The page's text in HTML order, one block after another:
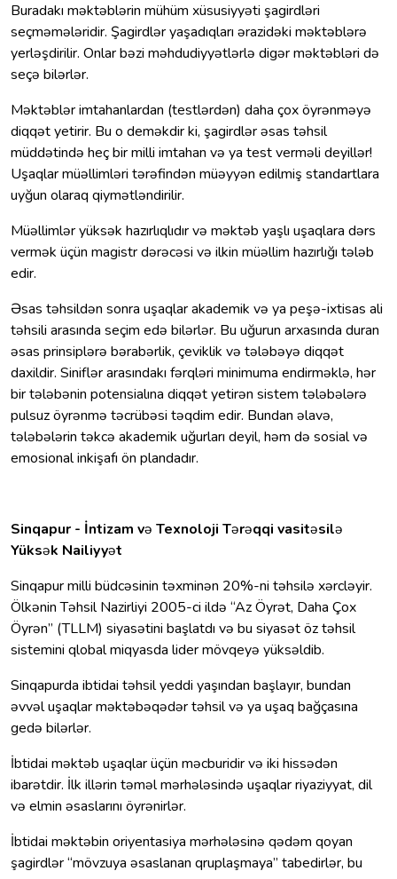
Buradakı məktəblərin mühüm xüsusiyyəti şagirdləri
seçməmələridir. Şagirdlər yaşadıqları ərazidəki məktəblərə
yerləşdirilir. Onlar bəzi məhdudiyyətlərlə digər məktəbləri də
seçə bilərlər.
Məktəblər imtahanlardan (testlərdən) daha çox öyrənməyə
diqqət yetirir. Bu o deməkdir ki, şagirdlər əsas təhsil
müddətində heç bir milli imtahan və ya test verməli deyillər!
Uşaqlar müəllimləri tərəfindən müəyyən edilmiş standartlara
uyğun olaraq qiymətləndirilir.
Müəllimlər yüksək hazırlıqlıdır və məktəb yaşlı uşaqlara dərs
vermək üçün magistr dərəcəsi və ilkin müəllim hazırlığı tələb
edir.
Əsas təhsildən sonra uşaqlar akademik və ya peşə-ixtisas ali
təhsili arasında seçim edə bilərlər. Bu uğurun arxasında duran
əsas prinsiplərə bərabərlik, çeviklik və tələbəyə diqqət
daxildir. Siniflər arasındakı fərqləri minimuma endirməklə, hər
bir tələbənin potensialına diqqət yetirən sistem tələbələrə
pulsuz öyrənmə təcrübəsi təqdim edir. Bundan əlavə,
tələbələrin təkcə akademik uğurları deyil, həm də sosial və
emosional inkişafı ön plandadır.
Sinqapur - İntizam və Texnoloji Tərəqqi vasitəsilə
Yüksək Nailiyyət
Sinqapur milli büdcəsinin təxminən 20%-ni təhsilə xərcləyir.
Ölkənin Təhsil Nazirliyi 2005-ci ildə “Az Öyrət, Daha Çox
Öyrən” (TLLM) siyasətini başlatdı və bu siyasət öz təhsil
sistemini qlobal miqyasda lider mövqeyə yüksəldib.
Sinqapurda ibtidai təhsil yeddi yaşından başlayır, bundan
əvvəl uşaqlar məktəbəqədər təhsil və ya uşaq bağçasına
gedə bilərlər.
İbtidai məktəb uşaqlar üçün məcburidir və iki hissədən
ibarətdir. İlk illərin təməl mərhələsində uşaqlar riyaziyyat, dil
və elmin əsaslarını öyrənirlər.
İbtidai məktəbin oriyentasiya mərhələsinə qədəm qoyan
şagirdlər “mövzuya əsaslanan qruplaşmaya” tabedirlər, bu